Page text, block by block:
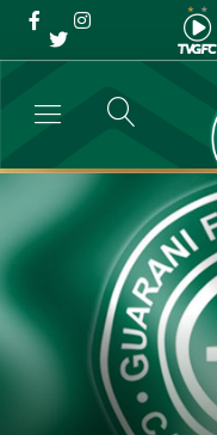
Edital
Destaque → Edital